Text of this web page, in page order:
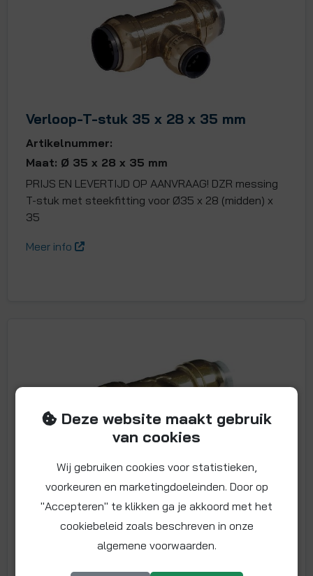
Verloop-T-stuk 35 x 28 x 35 mm
Artikelnummer:
Maat: Ø 35 x 28 x 35 mm
PRIJS EN LEVERTIJD OP AANVRAAG! DZR messing
T-stuk met steekfitting voor Ø35 x 28 (midden) x
35
Meer info
T-stuk 42 mm
Artikelnummer:
Maat: Ø 42 mm
PRIJS EN LEVERTIJD OP AANVRAAG! DZR messing
T-stuk met steekfitting voor Ø42 mm buis. Zonder
Deze website maakt gebruik
van cookies
Wij gebruiken cookies voor statistieken,
voorkeuren en marketingdoeleinden. Door op
"Accepteren" te klikken ga je akkoord met het
cookiebeleid zoals beschreven in onze
algemene voorwaarden.